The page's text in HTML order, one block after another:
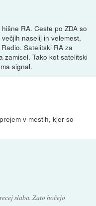
RA. Ceste po ZDA so
naselij in velemest,
Satelitski RA za
zamisel. Tako kot satelitski
signal.
v mestih, kjer so
slaba. Zato hočejo